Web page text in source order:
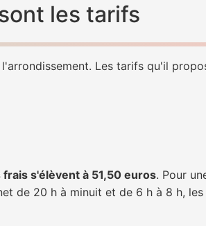
les tarifs
Les tarifs qu'il
s'élèvent à 51,50 euros. Pour
de 20 h à minuit et de 6 h à 8 h,